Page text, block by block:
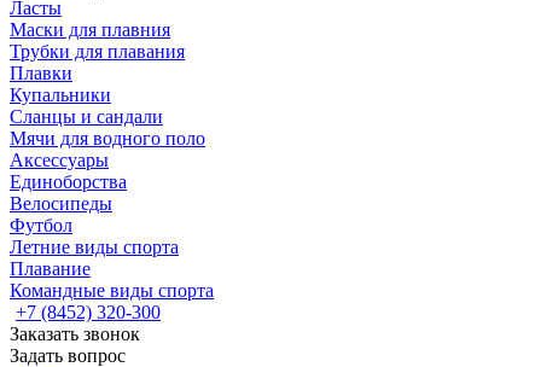
Ласты
Маски для плавния
Трубки для плавания
Плавки
Купальники
Сланцы и сандали
Мячи для водного поло
Аксессуары
Единоборства
Велосипеды
Футбол
Летние виды спорта
Плавание
Командные виды спорта
+7 (8452) 320-300
Заказать звонок
Задать вопрос